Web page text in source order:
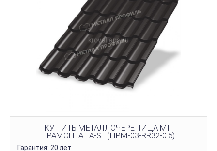
КУПИТЬ МЕТАЛЛОЧЕРЕПИЦА МП
ТРАМОНТАНА-SL (ПРМ-03-RR32-0.5)
Гарантия: 20 лет